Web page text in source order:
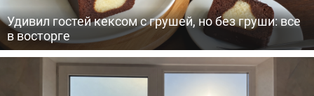
Удивил гостей кексом с грушей, но без груши: все
в восторге